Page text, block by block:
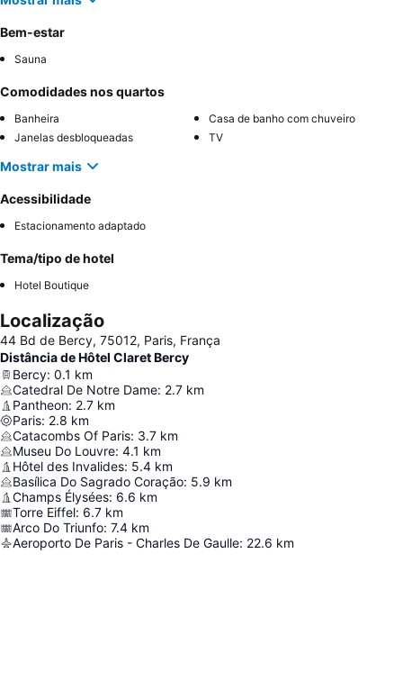
Bem-estar
Sauna
Comodidades nos quartos
Banheira
Casa de banho com chuveiro
Janelas desbloqueadas
TV
Mostrar mais
Acessibilidade
Estacionamento adaptado
Tema/tipo de hotel
Hotel Boutique
Localização
44 Bd de Bercy, 75012, Paris, França
Distância de Hôtel Claret Bercy
Bercy: 0.1 km
Catedral De Notre Dame: 2.7 km
Pantheon: 2.7 km
Paris: 2.8 km
Catacombs Of Paris: 3.7 km
Museu Do Louvre: 4.1 km
Hôtel des Invalides: 5.4 km
Basílica Do Sagrado Coração: 5.9 km
Champs Élysées: 6.6 km
Torre Eiffel: 6.7 km
Arco Do Triunfo: 7.4 km
Aeroporto De Paris - Charles De Gaulle: 22.6 km